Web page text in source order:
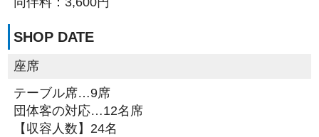
SHOP DATE
座席
テーブル席…9席
団体客の対応…12名席
【収容人数】24名